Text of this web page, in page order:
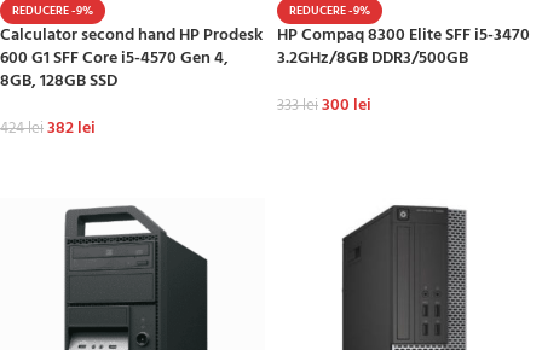
REDUCERE -9%
Calculator second hand HP Prodesk
600 G1 SFF Core i5-4570 Gen 4,
8GB, 128GB SSD
424lei382lei
REDUCERE -9%
HP Compaq 8300 Elite SFF i5-3470
3.2GHz/8GB DDR3/500GB
333lei300 lei